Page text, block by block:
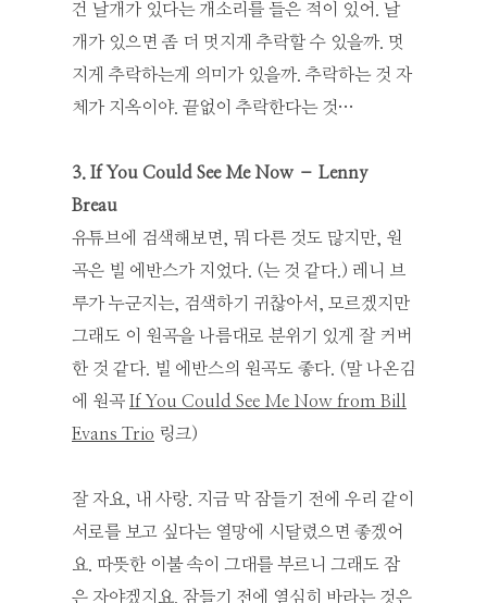
건 날개가 있다는 개소리를 들은 적이 있어. 날
개가 있으면 좀 더 멋지게 추락할 수 있을까. 멋
지게 추락하는게 의미가 있을까. 추락하는 것 자
체가 지옥이야. 끝없이 추락한다는 것…
3. If You Could See Me Now – Lenny
Breau
유튜브에 검색해보면, 뭐 다른 것도 많지만, 원
곡은 빌 에반스가 지었다. (는 것 같다.) 레니 브
루가 누군지는, 검색하기 귀찮아서, 모르겠지만
그래도 이 원곡을 나름대로 분위기 있게 잘 커버
한 것 같다. 빌 에반스의 원곡도 좋다. (말 나온김
에 원곡 If You Could See Me Now from Bill
Evans Trio 링크)
잘 자요, 내 사랑. 지금 막 잠들기 전에 우리 같이
서로를 보고 싶다는 열망에 시달렸으면 좋겠어
요. 따뜻한 이불 속이 그대를 부르니 그래도 잠
은 자야겠지요. 잠들기 전에 열심히 바라는 것은